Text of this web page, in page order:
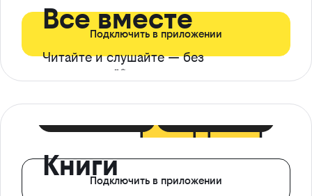
Все вместе
Читайте и слушайте — без
ограничений*
Подключить в приложении
КнигиПодключить в приложении